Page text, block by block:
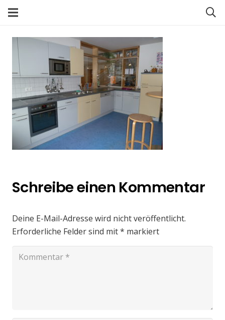
Schreibe einen Kommentar
Deine E-Mail-Adresse wird nicht veröffentlicht.
Erforderliche Felder sind mit* markiert